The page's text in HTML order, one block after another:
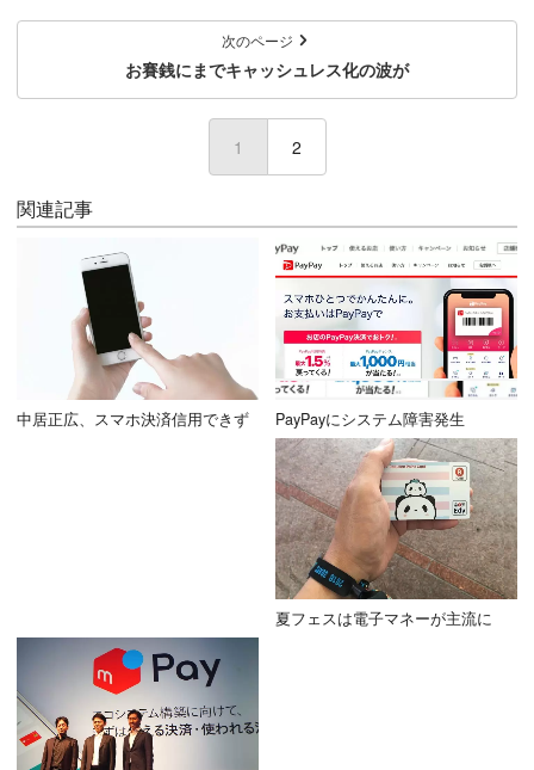
次のページ
お賽銭にまでキャッシュレス化の波が
1 (current)
2
関連記事
中居正広、スマホ決済信用できず PayPayにシステム障害発生
夏フェスは電子マネーが主流に